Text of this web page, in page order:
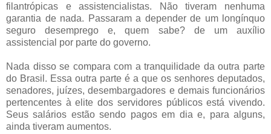
filantrópicas e assistencialistas. Não tiveram nenhuma
garantia de nada. Passaram a depender de um longínquo
seguro desemprego e, quem sabe? de um auxílio
assistencial por parte do governo.
Nada disso se compara com a tranquilidade da outra parte
do Brasil. Essa outra parte é a que os senhores deputados,
senadores, juízes, desembargadores e demais funcionários
pertencentes à elite dos servidores públicos está vivendo.
Seus salários estão sendo pagos em dia e, para alguns,
ainda tiveram aumentos.